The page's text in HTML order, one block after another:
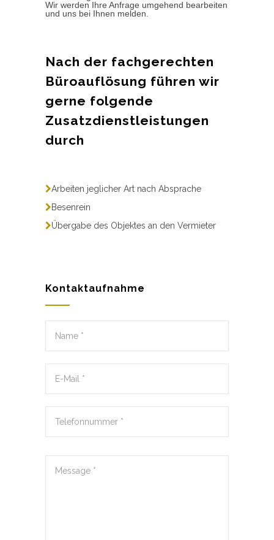
Wir werden Ihre Anfrage umgehend bearbeiten
und uns bei Ihnen melden.
Nach der fachgerechten
Büroauflösung führen wir
gerne folgende
Zusatzdienstleistungen
durch
Arbeiten jeglicher Art nach Absprache
Besenrein
Übergabe des Objektes an den Vermieter
Kontaktaufnahme